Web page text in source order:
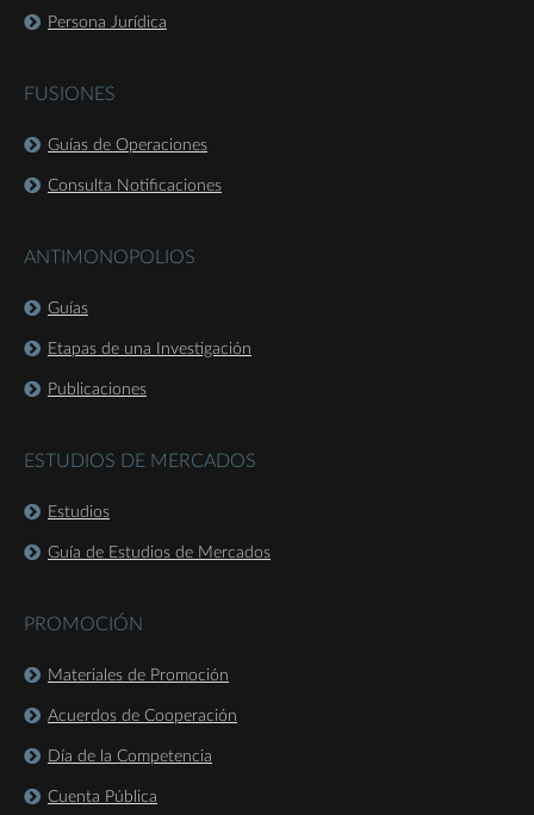
Persona Jurídica
FUSIONES
Guías de Operaciones
Consulta Notificaciones
ANTIMONOPOLIOS
Guías
Etapas de una Investigación
Publicaciones
ESTUDIOS DE MERCADOS
Estudios
Guía de Estudios de Mercados
PROMOCIÓN
Materiales de Promoción
Acuerdos de Cooperación
Día de la Competencia
Cuenta Pública